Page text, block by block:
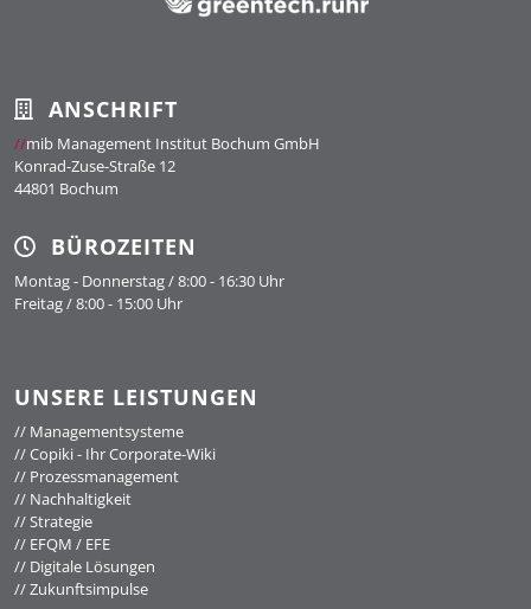
ANSCHRIFT
//mib Management Institut Bochum GmbH
Konrad-Zuse-Straße 12
44801 Bochum
BÜROZEITEN
Montag - Donnerstag / 8:00 - 16:30 Uhr
Freitag / 8:00 - 15:00 Uhr
UNSERE LEISTUNGEN
// Managementsysteme
//Copiki - Ihr Corporate-Wiki
// Prozessmanagement
// Nachhaltigkeit
//Strategie
// EFQM / EFE
// Digitale Lösungen
//Zukunftsimpulse